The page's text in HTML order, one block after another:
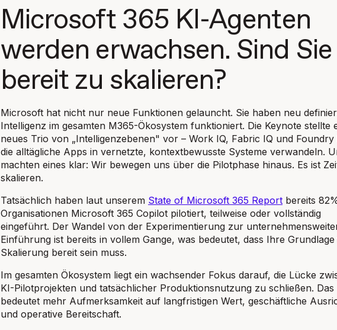
Microsoft 365 KI-Agenten
werden erwachsen. Sind Sie
bereit zu skalieren?
Microsoft hat nicht nur neue Funktionen gelauncht. Sie haben neu
Intelligenz im gesamten M365-Ökosystem funktioniert. Die Keynote stellte
neues Trio von „Intelligenzebenen" vor – Work IQ, Fabric IQ und Foundry
die alltägliche Apps in vernetzte, kontextbewusste Systeme verwandeln.
machten eines klar: Wir bewegen uns über die Pilotphase hinaus. Es ist
skalieren.
Tatsächlich haben laut unserem State of Microsoft 365 Report bereits
Organisationen Microsoft 365 Copilot pilotiert, teilweise oder vollständig
eingeführt. Der Wandel von der Experimentierung zur
Einführung ist bereits in vollem Gange, was bedeutet, dass Ihre
Skalierung bereit sein muss.
Im gesamten Ökosystem liegt ein wachsender Fokus darauf, die Lücke
KI-Pilotprojekten und tatsächlicher Produktionsnutzung zu schließen. Das
bedeutet mehr Aufmerksamkeit auf langfristigen Wert, geschäftliche
und operative Bereitschaft.